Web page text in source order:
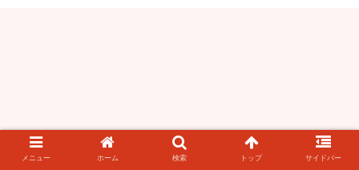
メニュー ホーム 検索 トップ サイドバー